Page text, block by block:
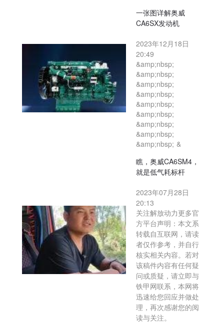
一张图详解奥威
CA6SX发动机
2023年12月18日
20:49
&amp;nbsp;
&amp;nbsp;
&amp;nbsp;
&amp;nbsp;
&amp;nbsp;
&amp;nbsp;
&amp;nbsp;
&amp;nbsp;
&amp;nbsp; &
瞧，奥威CA6SM4，
就是低气耗标杆
2023年07月28日
20:13
关注解放动力更多官
方平台声明：本文系
转载自互联网，请读
者仅作参考，并自行
核实相关内容。若对
该稿件内容有任何疑
问或质疑，请立即与
铁甲网联系，本网将
迅速给您回应并做处
理，再次感谢您的阅
读与关注。